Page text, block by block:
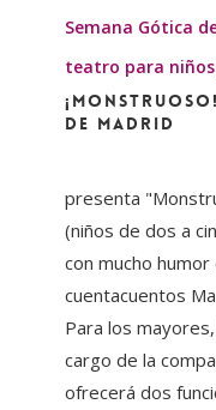
Madrid
Semana Gótica
teatro para
de Madrid
En
presenta
(niños de dos a
con mucho
cuentacuentos
Para los
cargo de la
ofrecerá dos